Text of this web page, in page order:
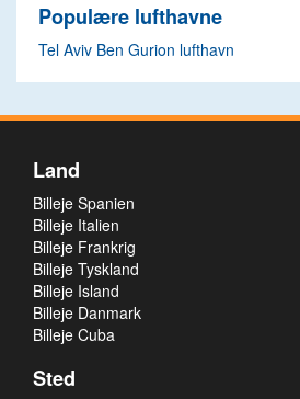
Populære lufthavne
Tel Aviv Ben Gurion lufthavn
Land
Billeje Spanien
Billeje Italien
Billeje Frankrig
Billeje Tyskland
Billeje Island
Billeje Danmark
Billeje Cuba
Sted